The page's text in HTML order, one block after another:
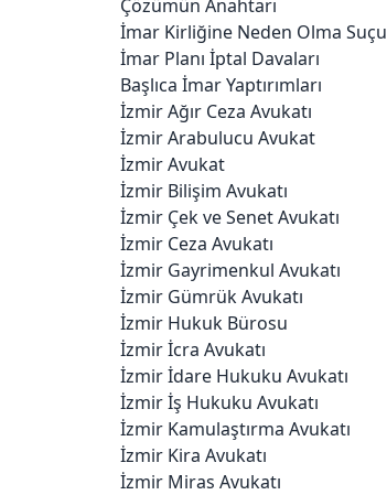
Çözümün Anahtarı
İmar Kirliğine Neden Olma Suçu
İmar Planı İptal Davaları
Başlıca İmar Yaptırımları
İzmir Ağır Ceza Avukatı
İzmir Arabulucu Avukat
İzmir Avukat
İzmir Bilişim Avukatı
İzmir Çek ve Senet Avukatı
İzmir Ceza Avukatı
İzmir Gayrimenkul Avukatı
İzmir Gümrük Avukatı
İzmir Hukuk Bürosu
İzmir İcra Avukatı
İzmir İdare Hukuku Avukatı
İzmir İş Hukuku Avukatı
İzmir Kamulaştırma Avukatı
İzmir Kira Avukatı
İzmir Miras Avukatı